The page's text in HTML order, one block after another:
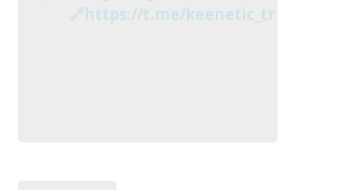
🔗https://t.me/keenetic_tr